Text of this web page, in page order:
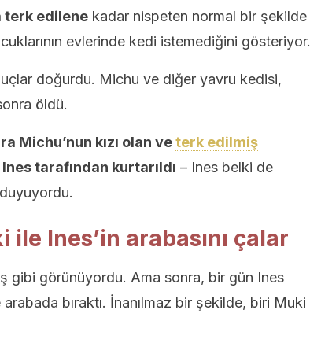
terk edilene kadar nispeten normal bir şekilde
evlerinde kedi istemediğini gösteriyor.
doğurdu. Michu ve diğer yavru kedisi,
öldü.
Michu’nun kızı olan veterk edilmiş
tarafından kurtarıldı – Ines belki de
ile Ines’in arabasını çalar
gibi görünüyordu. Ama sonra, bir gün Ines
bıraktı. İnanılmaz bir şekilde, biri Muki